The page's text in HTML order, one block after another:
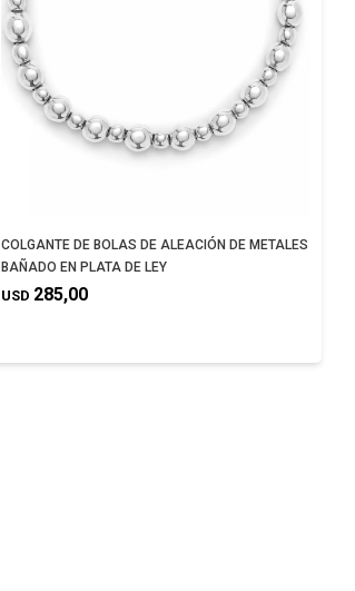
COLGANTE DE BOLAS DE ALEACIÓN DE METALES
BAÑADO EN PLATA DE LEY
USD 285,00